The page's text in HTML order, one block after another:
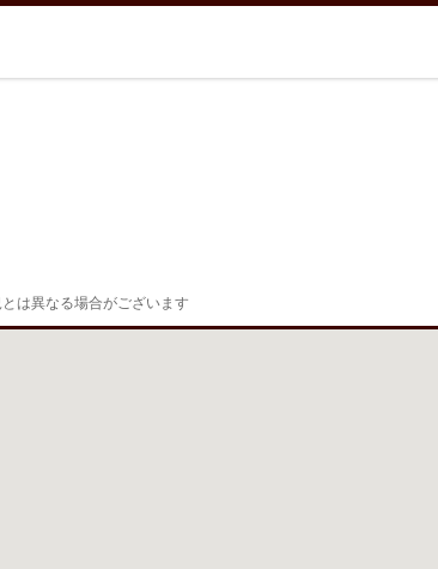
は異なる場合がございます